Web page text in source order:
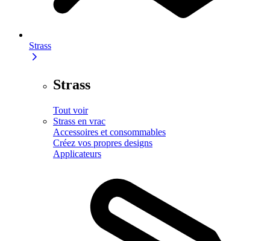
Strass
Strass
Tout voir
Strass en vrac
Accessoires et consommables
Créez vos propres designs
Applicateurs